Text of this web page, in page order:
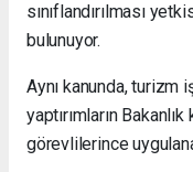
sınıflandırılması
bulunuyor.
Aynı kanunda,
yaptırımların
görevlilerince